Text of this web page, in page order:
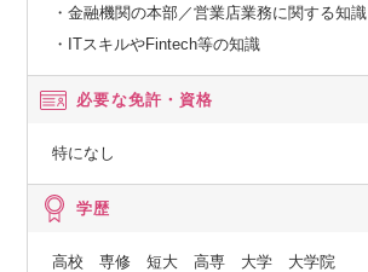
・金融機関の本部／営業店業務に関する知識
・ITスキルやFintech等の知識
必要な免許・資格
特になし
学歴
高校 専修 短大 高専 大学 大学院